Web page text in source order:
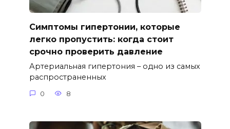
Симптомы гипертонии, которые
легко пропустить: когда стоит
срочно проверить давление
Артериальная гипертония – одно из самых
распространенных
0 8